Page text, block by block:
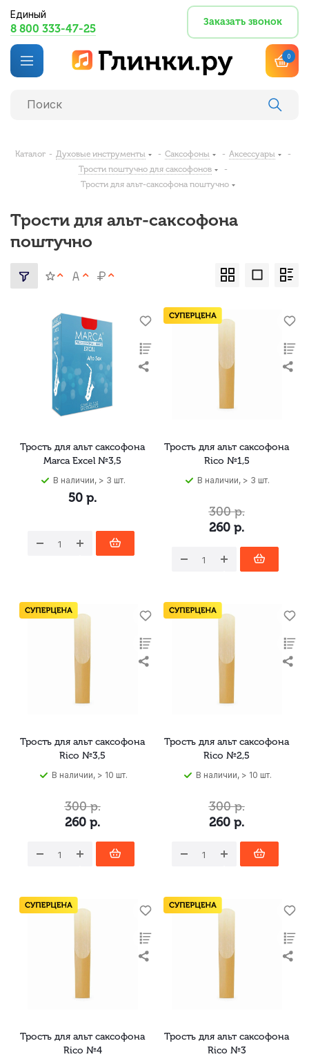
Единый
8 800 333-47-25
Заказать звонок
0
Каталог - Духовые инструменты - Саксофоны - Аксессуары
-
Трости поштучно для саксофонов
-
Трости для альт-саксофона поштучно
Трости для альт-саксофона
поштучно
Трость для альт саксофона
Marca Excel №3,5
В наличии, > 3 шт.
50 р.
Трость для альт саксофона
Rico №1,5
В наличии, > 3 шт.
260 р.
300р.
Трость для альт саксофона
Rico №3,5
В наличии, > 10 шт.
260 р.
300р.
Трость для альт саксофона
Rico №2,5
В наличии, > 10 шт.
260 р.
300р.
Трость для альт саксофона
Rico №4
Трость для альт саксофона
Rico №3